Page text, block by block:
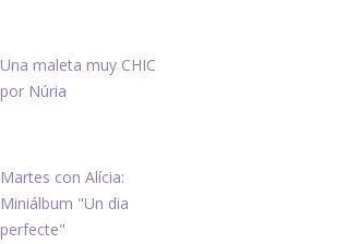
Una maleta muy CHIC
por Núria
Martes con Alícia:
Miniálbum "Un dia
perfecte"